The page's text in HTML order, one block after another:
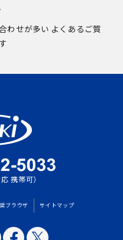
わせが多い よくあるご質
携帯可）
ブラウザ サイトマップ